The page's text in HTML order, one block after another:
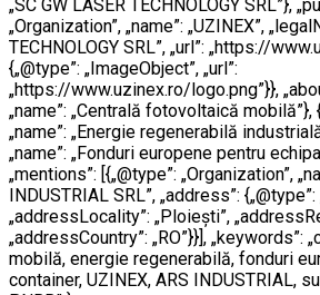
„SC GW LASER TECHNOLOGY SRL”},
„Organization”, „name”: „UZINEX”,
TECHNOLOGY SRL”, „url”: „https://
{„@type”: „ImageObject”, „url”:
„https://www.uzinex.ro/logo.png”}},
„name”: „Centrală fotovoltaică mobilă”},
„name”: „Energie regenerabilă
„name”: „Fonduri europene pentru
„mentions”: [{„@type”: „Organization”,
INDUSTRIAL SRL”, „address”:
„addressLocality”: „Ploiești”,
„addressCountry”: „RO”}}], „keywords”:
mobilă, energie regenerabilă, fonduri
container, UZINEX, ARS INDUSTRIAL,